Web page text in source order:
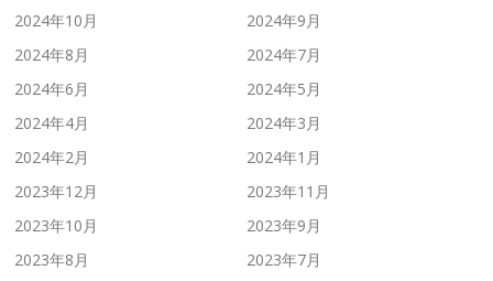
2024年10月
2024年9月
2024年8月
2024年7月
2024年6月
2024年5月
2024年4月
2024年3月
2024年2月
2024年1月
2023年12月
2023年11月
2023年10月
2023年9月
2023年8月
2023年7月